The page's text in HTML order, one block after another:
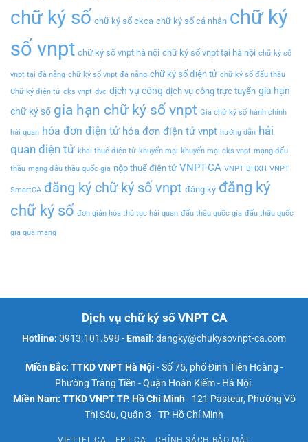
chữ ký số chữ ký số ckca chữ ký số cá nhân chữ ký
số vnpt chữ ký số vnpt hà nội chữ ký số vnpt tại hà nội chữ ký số
vnpt tại đà nẵng chữ ký số vnpt đà nẵng chữ ký số điện tử chữ ký số đấu thầu
Chữ ký điện tử cks vnpt dvc dịch vụ công dịch vụ công trực tuyến gia hạn
chữ ký số gia hạn chữ ký số vnpt Giá chữ ký số hành chính
hải quan hóa đơn điện tử hóa đơn điện tử vnpt hướng dẫn hải
quan điện tử khai thuế điện tử khuyến mại khuyến mại cks vnpt mạng đấu
thầu mạng đấu thầu quốc gia nộp thuế điện tử VNPT-CA VNPT BHXH VNPT
SmartCA đăng ký chữ ký số vnpt đăng ký đăng ký
chữ ký số đơn giản hóa thủ tục hải quan đấu thầu quốc gia đấu thầu quốc
gia qua mạng
Dịch vụ chữ ký số VNPT CA
Hotline: 0913.101.698 - Email: dangky@chukysovnpt-ca.com
Miền Bắc: TTKD VNPT Hà Nội - Số 75, phố Đinh Tiên Hoàng -
Phường Tràng Tiền - Quận Hoàn Kiếm - Hà Nội.
Miền Nam: TTKD VNPT TP. Hồ Chí Minh- 121 Pasteur, Phường Võ
Thị Sáu, Quận 3 - TP Hồ Chí Minh
VIETTEL CA FPT CA CHÍNH SÁCH BẢO MẬT